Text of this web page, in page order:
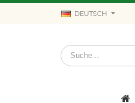
DEUTSCH